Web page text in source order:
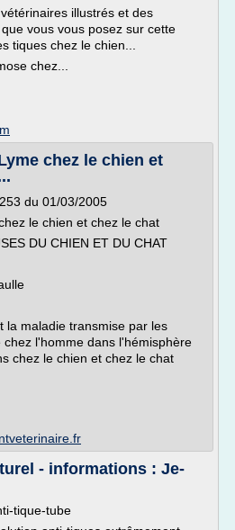
illustrés et des
vous vous posez sur cette
tiques chez le chien...
chez...
chez le chien et
du 01/03/2005
le chien et chez le chat
DU CHIEN ET DU CHAT
la maladie transmise par les
l'homme dans l'hémisphère
chez le chien et chez le chat
- informations : Je-
tique-tube